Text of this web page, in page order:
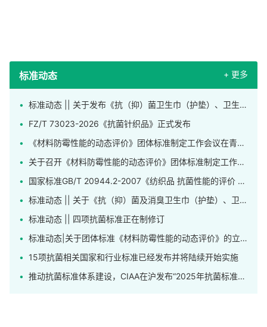
标准动态 + 更多
标准动态 || 关于发布《抗（抑）菌卫生巾（护垫）、卫生裤》团体标准的公告
FZ/T 73023-2026《抗菌针织品》正式发布
《材料防霉性能的动态评价》团体标准制定工作会议在青岛召开
关于召开《材料防霉性能的动态评价》团体标准制定工作会议的通知
国家标准GB/T 20944.2-2007《纺织品 抗菌性能的评价 第2部分：吸收法》正在修订
标准动态 || 关于《抗（抑）菌及消臭卫生巾（护垫）、卫生裤》标准公开征求意见的通知
标准动态 || 四项抗菌标准正在制修订
标准动态|关于团体标准《材料防霉性能的动态评价》的立项公告
15项抗菌相关国家和行业标准已经发布并将陆续开始实施
推动抗菌标准体系建设，CIAA在沪发布“2025年抗菌标准工作先进单位”